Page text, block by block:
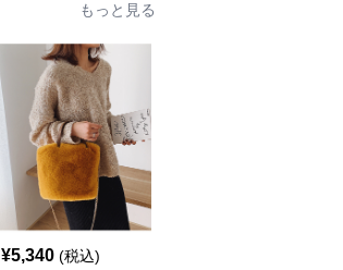
もっと見る
¥5,340 (税込)